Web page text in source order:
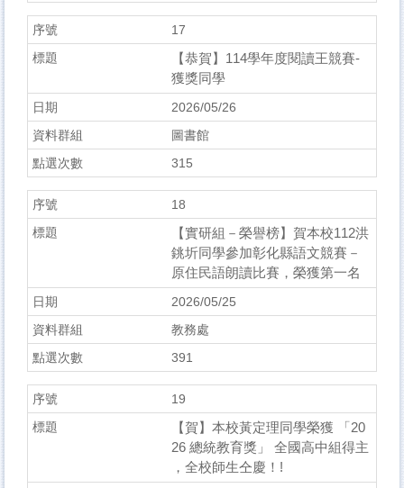
17
【恭賀】114學年度閱讀王競賽-
獲獎同學
2026/05/26
圖書館
315
18
【實研組－榮譽榜】賀本校112洪
銚圻同學參加彰化縣語文競賽－
原住民語朗讀比賽，榮獲第一名
2026/05/25
教務處
391
19
【賀】本校黃定理同學榮獲 「20
26 總統教育獎」 全國高中組得主
，全校師生仝慶！!